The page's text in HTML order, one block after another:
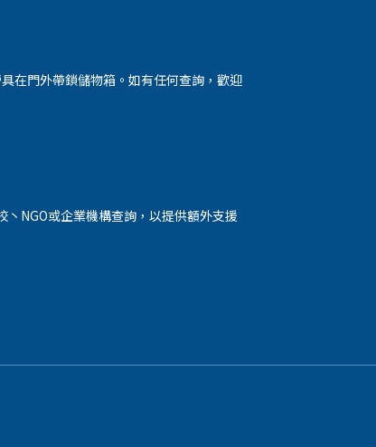
在門外帶鎖儲物箱。如有任何查詢，歡迎
NGO或企業機構查詢，以提供額外支援